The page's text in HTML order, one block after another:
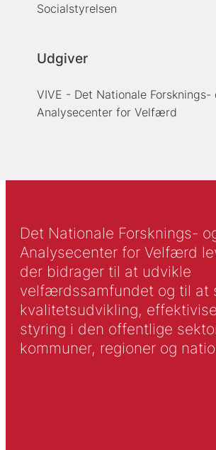
Socialstyrelsen
Udgiver
VIVE - Det Nationale Forsknings-
Analysecenter for Velfærd
Det Nationale Forsknings-
Analysecenter for Velfærd
der bidrager til at udvikle
velfærdssamfundet og til at
kvalitetsudvikling,
styring i den offentlige
kommuner, regioner og